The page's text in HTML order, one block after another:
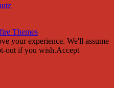
Themes
your experience. We'll assume
out if you wish.Accept